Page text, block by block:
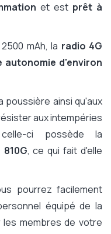
et est prêt à
mAh, la radio 4G
autonomie d'environ
poussière ainsi qu'aux
aux intempéries
ci possède la
, ce qui fait d'elle
pourrez facilement
équipé de la
les membres de votre